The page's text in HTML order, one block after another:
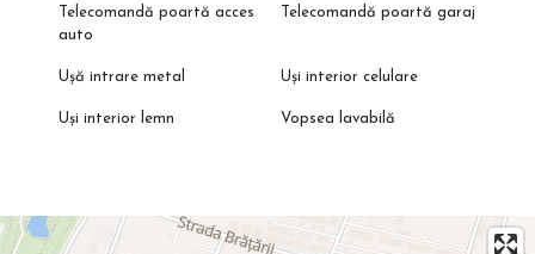
Telecomandă poartă acces
auto
Telecomandă poartă garaj
Ușă intrare metal Uși interior celulare
Uși interior lemn Vopsea lavabilă